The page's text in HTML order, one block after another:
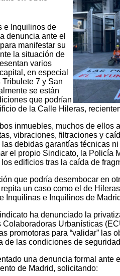
e Inquilinos de
denuncia ante el
manifestar su
la situación de
varios
en especial
7 y San
se están
que podrían
de la Calle Hileras,
inmuebles, muchos de ellos
vibraciones, filtraciones y
debidas garantías técnicas
el propio Sindicato, la Policía
edificios tras la caída de
que podría desembocar en
un caso como el de
Inquilinas e Inquilinos de
ha denunciado la
Colaboradoras Urbanísticas
promotoras para “validar” las
de las condiciones de
una denuncia formal ante
de Madrid, solicitando: